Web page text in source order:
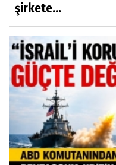
şirkete...